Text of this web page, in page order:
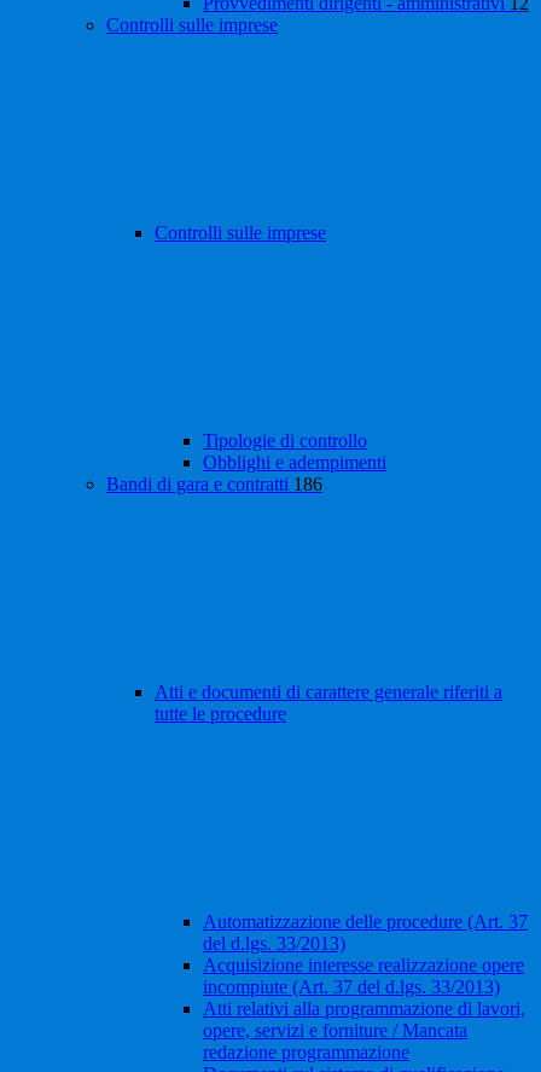
Controlli sulle imprese
Controlli sulle imprese
Tipologie di controllo
Obblighi e adempimenti
Bandi di gara e contratti 186
Atti e documenti di carattere generale riferiti a
tutte le procedure
Automatizzazione delle procedure (Art. 37
del d.lgs. 33/2013)
Acquisizione interesse realizzazione opere
incompiute (Art. 37 del d.lgs. 33/2013)
Atti relativi alla programmazione di lavori,
opere, servizi e forniture / Mancata
redazione programmazione